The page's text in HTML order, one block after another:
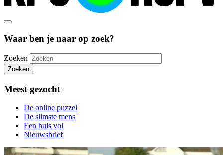
Waar ben je naar op zoek?
Zoeken
Zoeken
Meest gezocht
De online puzzel
De slimste mens
Een huis vol
Nieuwsbrief